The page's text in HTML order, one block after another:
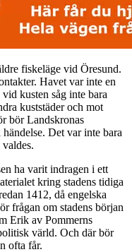
fiskeläge vid Öresund.
Havet var inte en
kusten såg inte bara
kuststäder och mot
bör Landskronas
Det var inte bara
ha varit indragen i ett
kring stadens tidiga
1412, då engelska
frågan om stadens början
Erik av Pommerns
värld. Och där bör
ofta får.